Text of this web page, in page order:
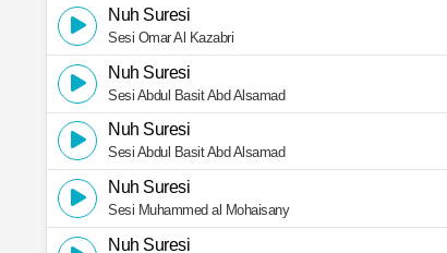
Nuh Suresi
Sesi Omar Al Kazabri
Nuh Suresi
Sesi Abdul Basit Abd Alsamad
Nuh Suresi
Sesi Abdul Basit Abd Alsamad
Nuh Suresi
Sesi Muhammed al Mohaisany
Nuh Suresi